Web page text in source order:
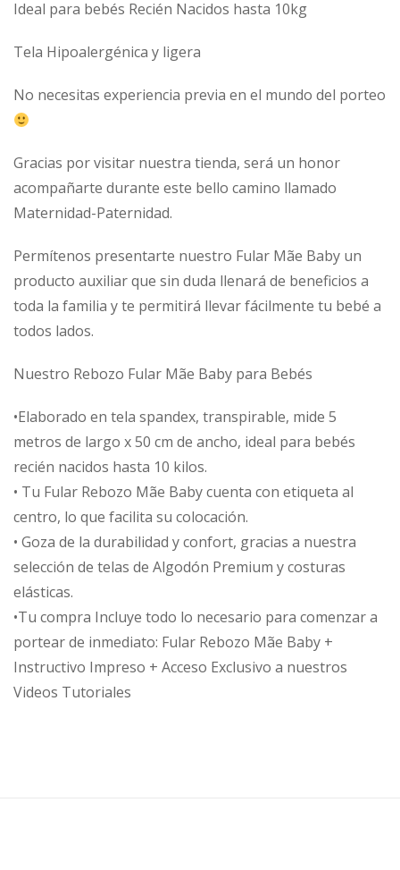
Ideal para bebés Recién Nacidos hasta 10kg
Tela Hipoalergénica y ligera
No necesitas experiencia previa en el mundo del porteo
Gracias por visitar nuestra tienda, será un honor
acompañarte durante este bello camino llamado
Maternidad-Paternidad.
Permítenos presentarte nuestro Fular Mãe Baby un
producto auxiliar que sin duda llenará de beneficios a
toda la familia y te permitirá llevar fácilmente tu bebé a
todos lados.
Nuestro Rebozo Fular Mãe Baby para Bebés
•Elaborado en tela spandex, transpirable, mide 5
metros de largo x 50 cm de ancho, ideal para bebés
recién nacidos hasta 10 kilos.
• Tu Fular Rebozo Mãe Baby cuenta con etiqueta al
centro, lo que facilita su colocación.
• Goza de la durabilidad y confort, gracias a nuestra
selección de telas de Algodón Premium y costuras
elásticas.
•Tu compra Incluye todo lo necesario para comenzar a
portear de inmediato: Fular Rebozo Mãe Baby +
Instructivo Impreso + Acceso Exclusivo a nuestros
Videos Tutoriales